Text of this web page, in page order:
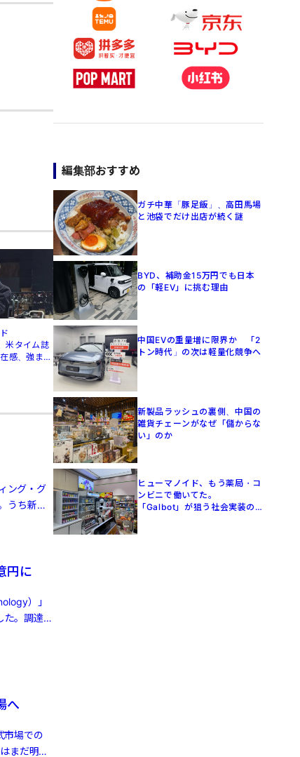
米タイム誌
感、強まる
ング・グ
うち新エ
円に
）」
た。調達
へ
市場での
まだ明ら
編集部おすすめ
ガチ中華「豚足飯」、高田馬場
と池袋でだけ出店が続く謎
BYD、補助金15万円でも日本
の「軽EV」に挑む理由
中国EVの重量増に限界か 「2
トン時代」の次は軽量化競争へ
新製品ラッシュの裏側、中国の
雑貨チェーンがなぜ「儲からな
い」のか
ヒューマノイド、もう薬局・コ
ンビニで働いてた。
「Galbot」が狙う社会実装の